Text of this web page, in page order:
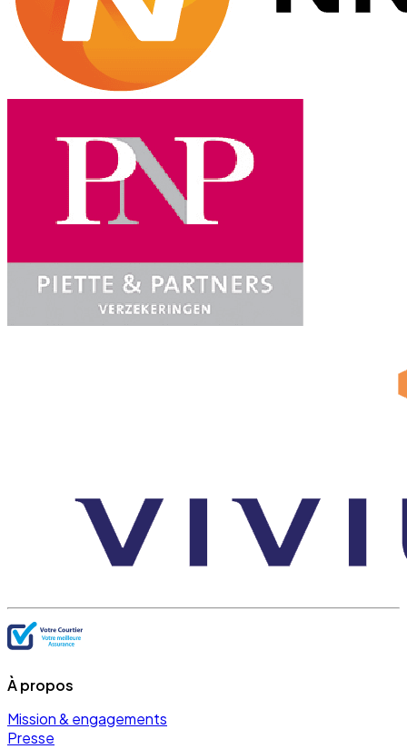
À propos
Mission & engagements
Presse